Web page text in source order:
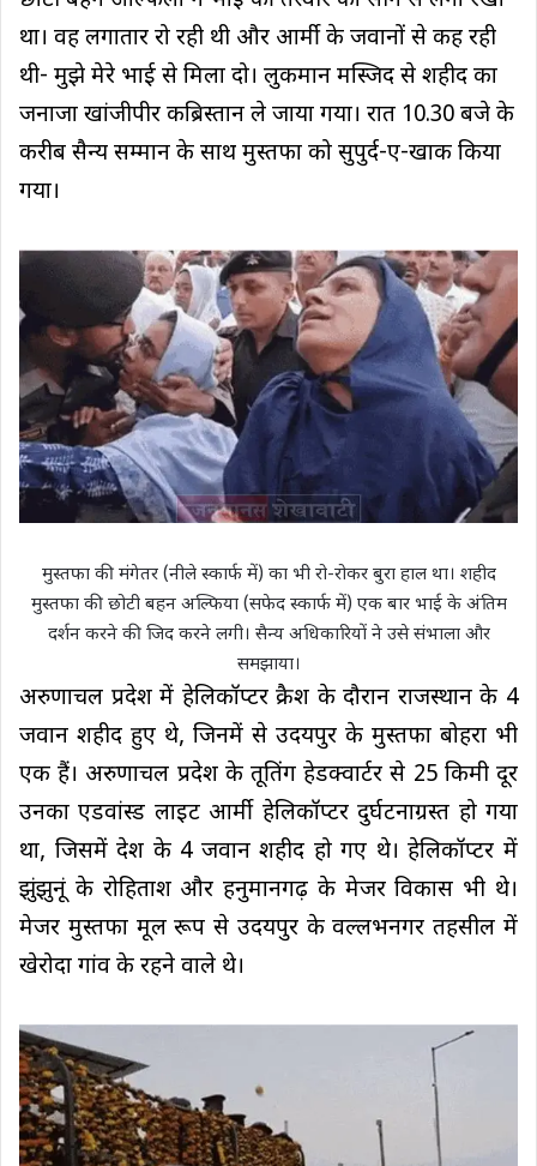
था। वह लगातार रो रही थी और आर्मी के जवानों से कह रही
थी- मुझे मेरे भाई से मिला दो। लुकमान मस्जिद से शहीद का
जनाजा खांजीपीर कब्रिस्तान ले जाया गया। रात 10.30 बजे के
करीब सैन्य सम्मान के साथ मुस्तफा को सुपुर्द-ए-खाक किया
गया।
मुस्तफा की मंगेतर (नीले स्कार्फ में) का भी रो-रोकर बुरा हाल था। शहीद
मुस्तफा की छोटी बहन अल्फिया (सफेद स्कार्फ में) एक बार भाई के अंतिम
दर्शन करने की जिद करने लगी। सैन्य अधिकारियों ने उसे संभाला और
समझाया।
अरुणाचल प्रदेश में हेलिकॉप्टर क्रैश के दौरान राजस्थान के 4
जवान शहीद हुए थे, जिनमें से उदयपुर के मुस्तफा बोहरा भी
एक हैं। अरुणाचल प्रदेश के तूतिंग हेडक्वार्टर से 25 किमी दूर
उनका एडवांस्ड लाइट आर्मी हेलिकॉप्टर दुर्घटनाग्रस्त हो गया
था, जिसमें देश के 4 जवान शहीद हो गए थे। हेलिकॉप्टर में
झुंझुनूं के रोहिताश और हनुमानगढ़ के मेजर विकास भी थे।
मेजर मुस्तफा मूल रूप से उदयपुर के वल्लभनगर तहसील में
खेरोदा गांव के रहने वाले थे।